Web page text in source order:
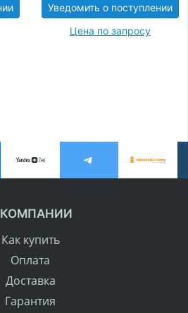
Уведомить о поступлении
Цена по запросу
Как купить
Оплата
Доставка
Гарантия